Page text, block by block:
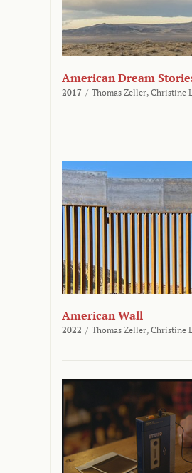
American Dream
2017 / Thomas Zeller, Christine
American Wall
2022 / Thomas Zeller, Christine